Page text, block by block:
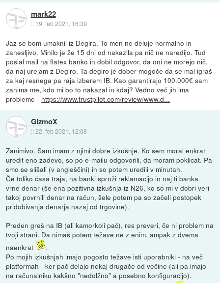
mark22
:: 19. feb 2021, 16:39
Jaz se bom umaknil iz Degira. To men ne deluje normalno in
zanesljivo. Minilo je že 15 dni od nakazila pa nič ne naredijo. Tud
poslal mail na flatex banko in dobil odgovor, da oni ne morejo nič,
da naj urejam z Degiro. Ta degiro je dober mogoče da se mal igraš
za kaj resnega pa raja izberem IB. Kao garantirajo 100.000€ sam
zanima me, kdo mi bo to nakazal in kdaj? Vedno več jih ima
probleme - https://www.trustpilot.com/review/www.d...
GizmoX
::22. feb 2021, 12:08
Zanimivo. Sam imam z njimi dobre izkušnje. Ko sem moral enkrat
uredit eno zadevo, so po e-mailu odgovorili, da moram poklicat. Pa
smo se slišali (v angleščini) in so potem uredili v minutah.
Če toliko časa traja, na banki sproži reklamacijo in naj ti banka
vrne denar (še ena pozitivna izkušnja iz N26, ko so mi v dobri veri
takoj povrnili denar na račun, šele potem pa so začeli postopek
pridobivanja denarja nazaj od trgovine).
Preden greš na IB (ali kamorkoli pač), res preveri, če ni problem na
tvoji strani. Da nimaš potem težave ne z enim, ampak z dvema
naenkrat
.
Po mojih izkušnjah imajo pogosto težave isti uporabniki - na več
platformah - ker pač delajo nekaj drugače od večine (ali pa imajo
na računalniku kakšno "nedolžno" a posebno konfiguracijo).